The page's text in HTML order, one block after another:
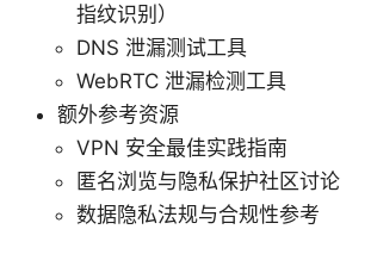
指纹识别）
DNS 泄漏测试工具
WebRTC 泄漏检测工具
额外参考资源
VPN 安全最佳实践指南
匿名浏览与隐私保护社区讨论
数据隐私法规与合规性参考